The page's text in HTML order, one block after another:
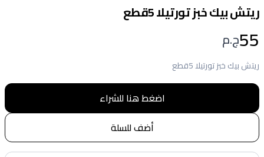
ريتش بيك خبز تورتيلا 5قطع
55ج.م
ريتش بيك خبز تورتيلا 5قطع
اضغط هنا للشراء
أضف للسلة